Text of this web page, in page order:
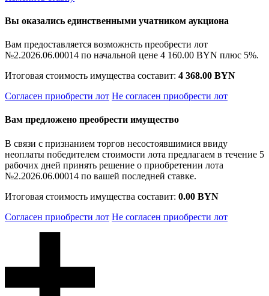
Вы оказались единственными учатником аукциона
Вам предоставляется возможнсть преобрести лот
№2.2026.06.00014 по начальной цене 4 160.00 BYN плюс 5%.
Итоговая стоимость имущества составит: 4 368.00 BYN
Согласен приобрести лот Не согласен приобрести лот
Вам предложено преобрести имущество
В связи с признанием торгов несостоявшимися ввиду
неоплаты победителем стоимости лота предлагаем в течение 5
рабочих дней принять решение о приобретении лота
№2.2026.06.00014 по вашей последней ставке.
Итоговая стоимость имущества составит: 0.00 BYN
Согласен приобрести лот Не согласен приобрести лот